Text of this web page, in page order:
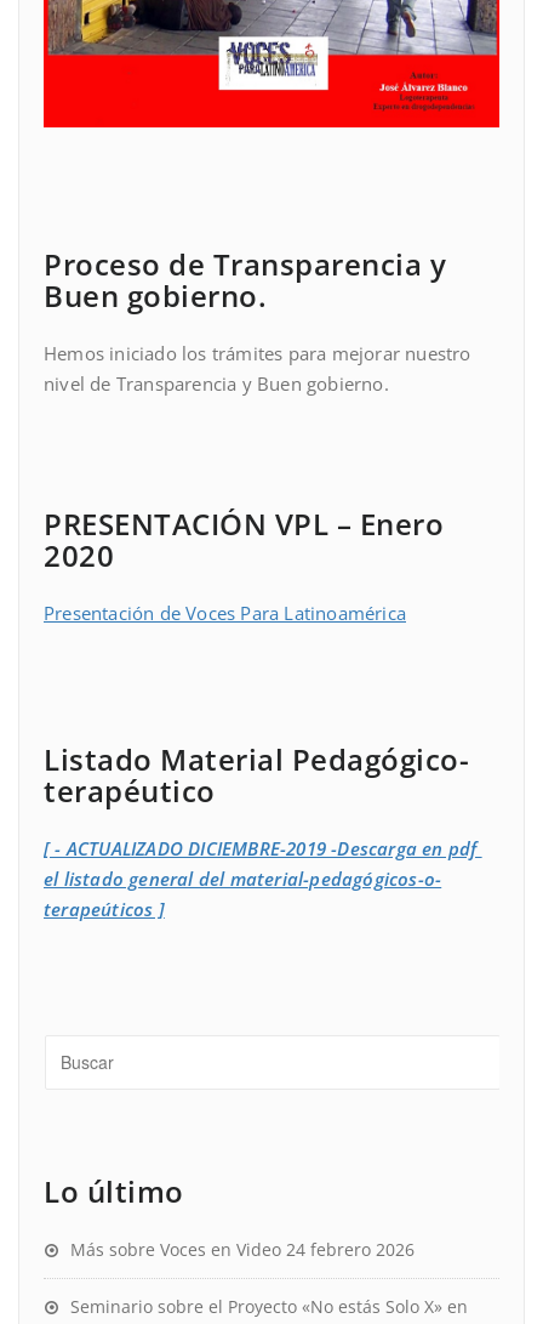
Proceso de Transparencia y
Buen gobierno.
Hemos iniciado los trámites para mejorar nuestro
nivel de Transparencia y Buen gobierno.
PRESENTACIÓN VPL – Enero
2020
Presentación de Voces Para Latinoamérica
Listado Material Pedagógico-
terapéutico
[ - ACTUALIZADO DICIEMBRE-2019 -Descarga en pdf
el listado general del material-pedagógicos-o-
terapeúticos ]
Lo último
Más sobre Voces en Video 24 febrero 2026
Seminario sobre el Proyecto «No estás Solo X» en